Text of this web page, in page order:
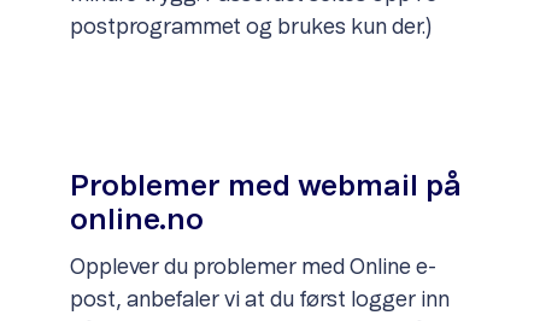
postprogrammet og brukes kun der.)
Problemer med webmail på
online.no
Opplever du problemer med Online e-
post, anbefaler vi at du først logger inn